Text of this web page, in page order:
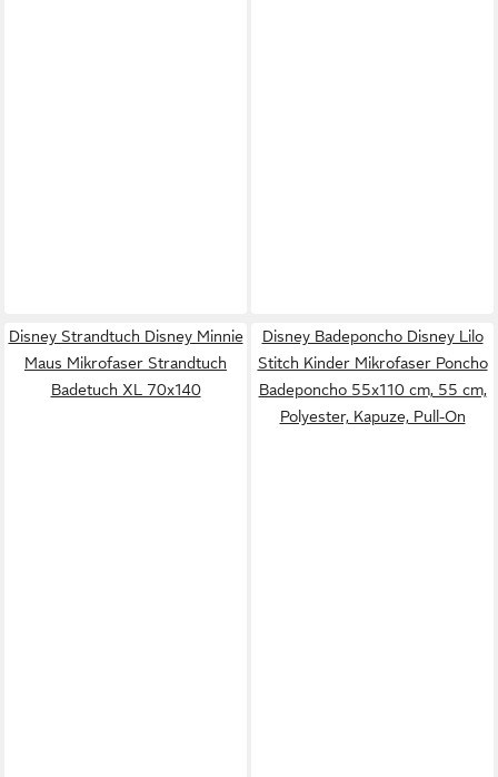
Disney Strandtuch Disney Minnie
Maus Mikrofaser Strandtuch
Badetuch XL 70x140
Disney Badeponcho Disney Lilo
Stitch Kinder Mikrofaser Poncho
Badeponcho 55x110 cm, 55 cm,
Polyester, Kapuze, Pull-On